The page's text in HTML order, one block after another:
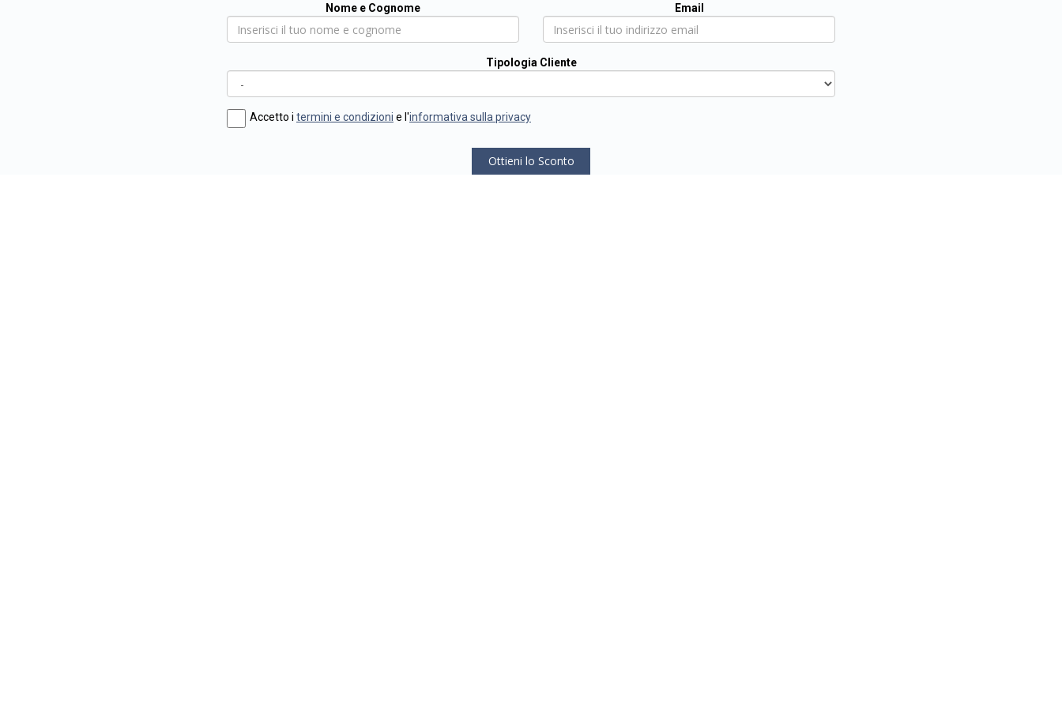
Nome e Cognome Email
Tipologia Cliente
Accetto i termini e condizioni e l'informativa sulla privacy
Ottieni lo Sconto